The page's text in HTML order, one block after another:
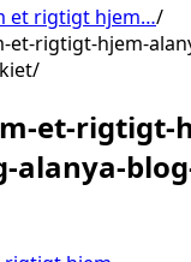
et rigtigt hjem…
et-rigtigt-hjem-
et-rigtigt-
alanya-